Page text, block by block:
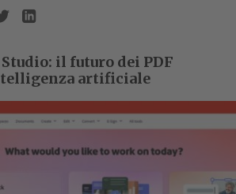
il futuro dei PDF
artificiale